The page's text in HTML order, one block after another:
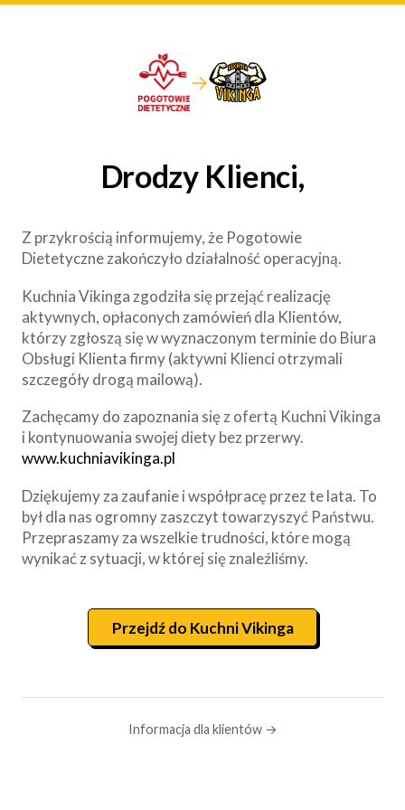
→
Drodzy Klienci,
Z przykrością informujemy, że Pogotowie
Dietetyczne zakończyło działalność operacyjną.
Kuchnia Vikinga zgodziła się przejąć realizację
aktywnych, opłaconych zamówień dla Klientów,
którzy zgłoszą się w wyznaczonym terminie do Biura
Obsługi Klienta firmy (aktywni Klienci otrzymali
szczegóły drogą mailową).
Zachęcamy do zapoznania się z ofertą Kuchni Vikinga
i kontynuowania swojej diety bez przerwy.
www.kuchniavikinga.pl
Dziękujemy za zaufanie i współpracę przez te lata. To
był dla nas ogromny zaszczyt towarzyszyć Państwu.
Przepraszamy za wszelkie trudności, które mogą
wynikać z sytuacji, w której się znaleźliśmy.
Przejdź do Kuchni Vikinga
Informacja dla klientów →